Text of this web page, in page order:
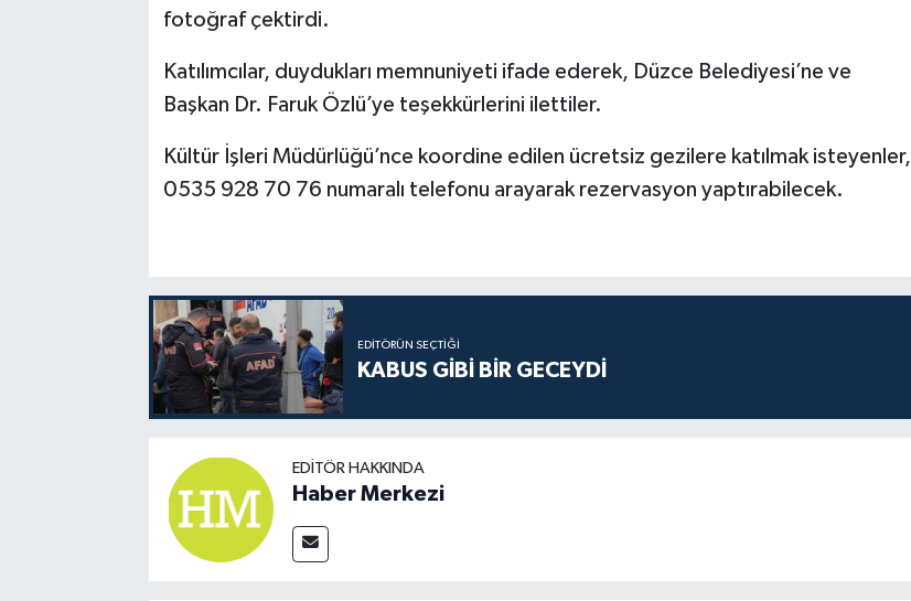
fotoğraf çektirdi.
Katılımcılar, duydukları memnuniyeti ifade ederek, Düzce Belediyesi’ne ve
Başkan Dr. Faruk Özlü’ye teşekkürlerini ilettiler.
Kültür İşleri Müdürlüğü’nce koordine edilen ücretsiz gezilere katılmak isteyenler,
0535 928 70 76 numaralı telefonu arayarak rezervasyon yaptırabilecek.
EDITÖRÜN SEÇTIĞI
KABUS GİBİ BİR GECEYDİ
EDITÖR HAKKINDA
Haber Merkezi